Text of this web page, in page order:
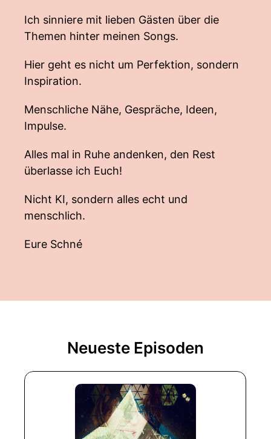
Ich sinniere mit lieben Gästen über die
Themen hinter meinen Songs.
Hier geht es nicht um Perfektion, sondern
Inspiration.
Menschliche Nähe, Gespräche, Ideen,
Impulse.
Alles mal in Ruhe andenken, den Rest
überlasse ich Euch!
Nicht KI, sondern alles echt und
menschlich.
Eure Schné
Neueste Episoden